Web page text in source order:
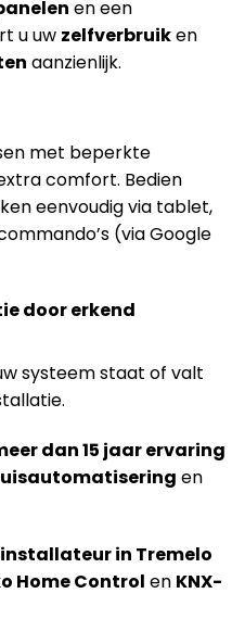
en een
u uw zelfverbruiken
aanzienlijk.
met beperkte
comfort. Bedien
eenvoudig via tablet,
(via Google
door erkend
systeem staat of valt
dan 15 jaar ervaring
en
installateur in Tremelo
Home Control en KNX-